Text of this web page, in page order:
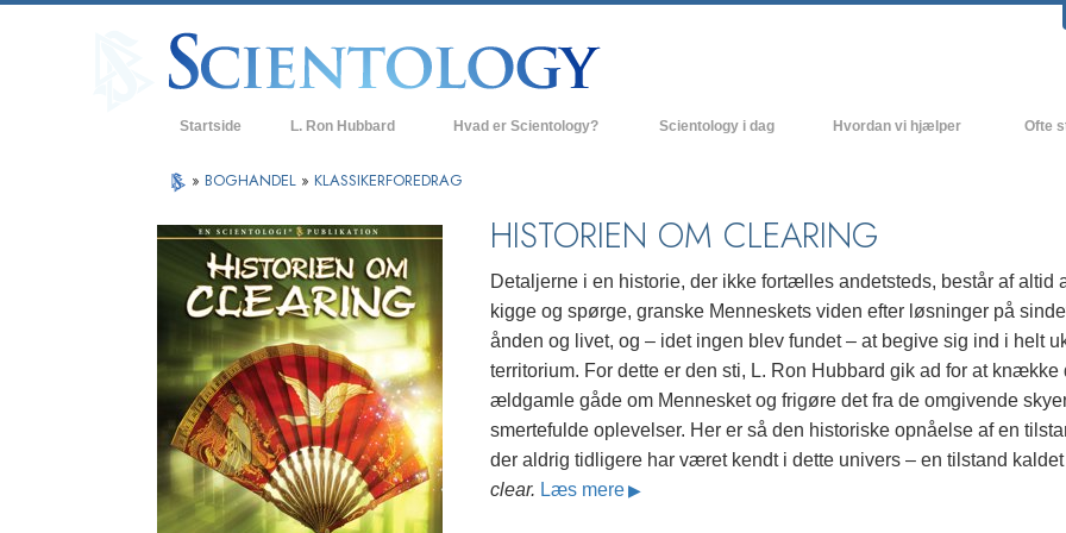
Startside L. Ron Hubbard Hvad er Scientology?
Anskuelser og udøvelser
Mød en scientolog
Indenfor i en Kirke
De grundlæggende principper
i Scientology
En introduktion til Dianetics
Kærlighed og had –
Scientology i dag
Flag Landbasen
Freewinds
Bringer Scientology ud til hele verden
David Miscavige - Scientology
religionens kirkelige leder
Hvordan vi hjælper Ofte
» BOGHANDEL » KLASSIKERFOREDRAG
HISTORIEN OM CLEARING
Detaljerne i en historie, der ikke fortælles andetsteds, består af altid
kigge og spørge, granske Menneskets viden efter løsninger på
ånden og livet, og – idet ingen blev fundet – at begive sig ind i helt
territorium. For dette er den sti, L. Ron Hubbard gik ad for at knække
ældgamle gåde om Mennesket og frigøre det fra de omgivende
smertefulde oplevelser. Her er så den historiske opnåelse af en
der aldrig tidligere har været kendt i dette univers – en tilstand kaldet
clear. Læs mere